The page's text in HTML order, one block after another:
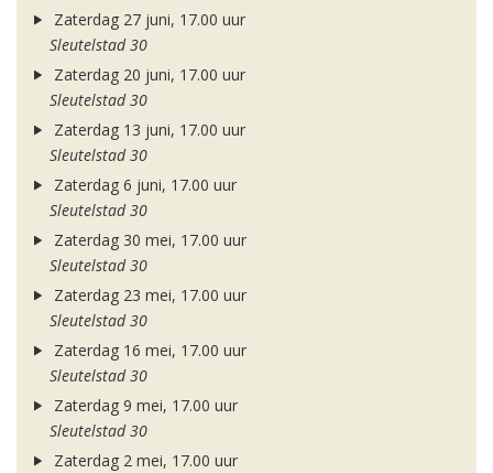
Zaterdag 27 juni, 17.00 uur
Sleutelstad 30
Zaterdag 20 juni, 17.00 uur
Sleutelstad 30
Zaterdag 13 juni, 17.00 uur
Sleutelstad 30
Zaterdag 6 juni, 17.00 uur
Sleutelstad 30
Zaterdag 30 mei, 17.00 uur
Sleutelstad 30
Zaterdag 23 mei, 17.00 uur
Sleutelstad 30
Zaterdag 16 mei, 17.00 uur
Sleutelstad 30
Zaterdag 9 mei, 17.00 uur
Sleutelstad 30
Zaterdag 2 mei, 17.00 uur